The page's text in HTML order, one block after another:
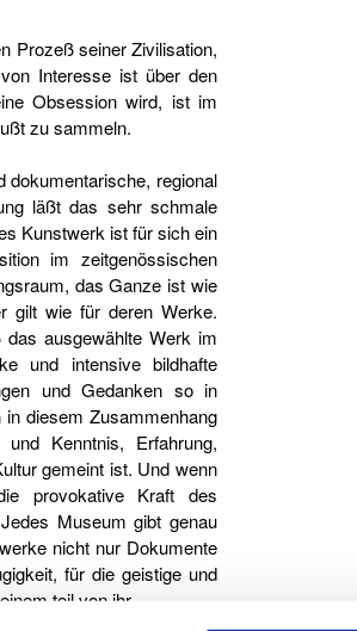
Prozeß seiner Zivilisation,
Interesse ist über den
Obsession wird, ist im
zu sammeln.
dokumentarische, regional
läßt das sehr schmale
Kunstwerk ist für sich ein
im zeitgenössischen
das Ganze ist wie
gilt wie für deren Werke.
ausgewählte Werk im
und intensive bildhafte
und Gedanken so in
diesem Zusammenhang
Kenntnis, Erfahrung,
gemeint ist. Und wenn
provokative Kraft des
Museum gibt genau
nicht nur Dokumente
für die geistige und
teil von ihr.